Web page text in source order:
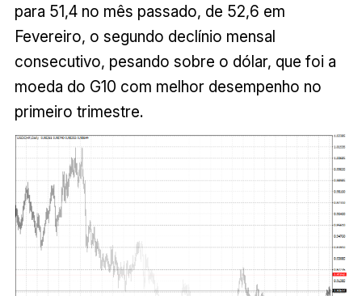
para 51,4 no mês passado, de 52,6 em
Fevereiro, o segundo declínio mensal
consecutivo, pesando sobre o dólar, que foi a
moeda do G10 com melhor desempenho no
primeiro trimestre.